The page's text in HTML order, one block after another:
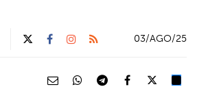
03/AGO/25